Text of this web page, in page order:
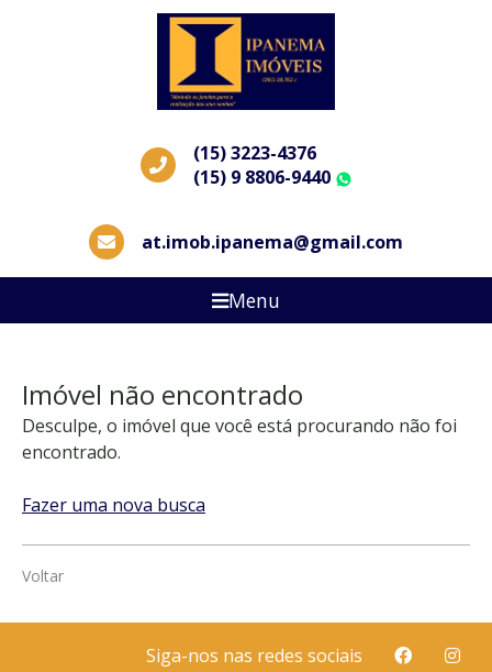
(15) 3223-4376
(15) 9 8806-9440
at.imob.ipanema@gmail.com
Menu
Imóvel não encontrado
Desculpe, o imóvel que você está procurando não foi
encontrado.
Fazer uma nova busca
Voltar
Siga-nos nas redes sociais